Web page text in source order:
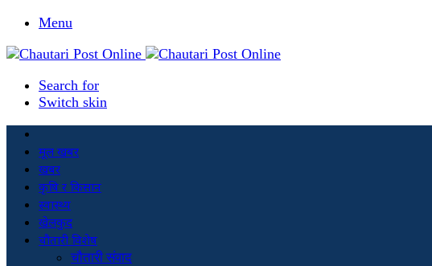
Menu
Search for
Switch skin
मूल खबर
खबर
कृषि र किसान
स्वास्थ्य
खेलकुद
चौतारी विशेष
चौतारी संवाद